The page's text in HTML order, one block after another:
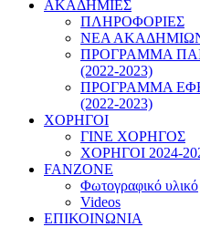
ΑΚΑΔΗΜΙΕΣ
ΠΛΗΡΟΦΟΡΙΕΣ
ΝΕΑ
ΠΡΟΓΡΑΜΜΑ
(2022-2023)
ΠΡΟΓΡΑΜΜΑ
(2022-2023)
ΧΟΡΗΓΟΙ
ΓΙΝΕ ΧΟΡΗΓΟΣ
ΧΟΡΗΓΟΙ 2024-
FANZONE
Φωτογραφικό υλικό
Videos
ΕΠΙΚΟΙΝΩΝΙΑ